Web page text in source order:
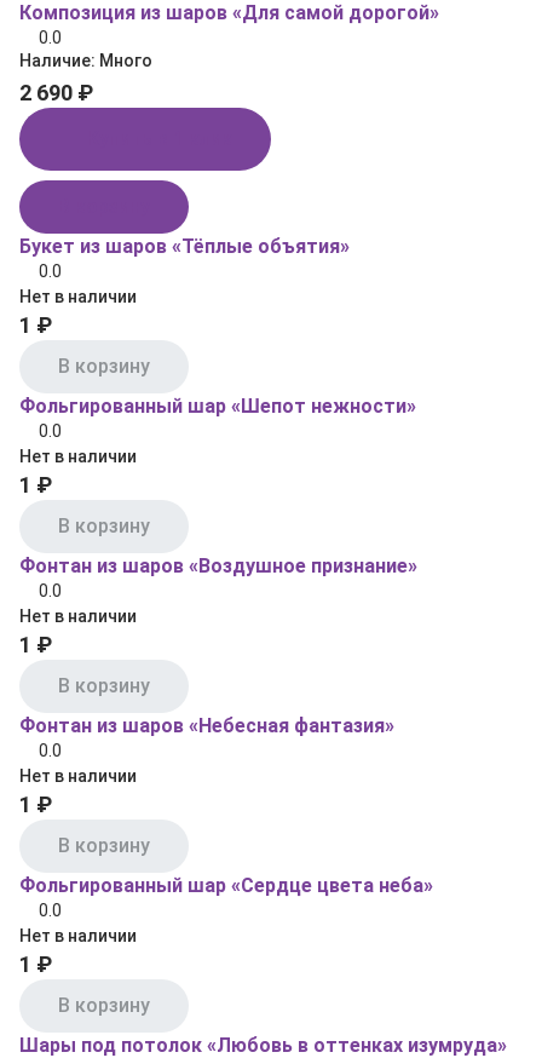
Композиция из шаров «Для самой дорогой»
0.0
Наличие: Много
2 690 ₽
Букет из шаров «Тёплые объятия»
0.0
Нет в наличии
1 ₽
В корзину
Фольгированный шар «Шепот нежности»
0.0
Нет в наличии
1 ₽
В корзину
Фонтан из шаров «Воздушное признание»
0.0
Нет в наличии
1 ₽
В корзину
Фонтан из шаров «Небесная фантазия»
0.0
Нет в наличии
1 ₽
В корзину
Фольгированный шар «Сердце цвета неба»
0.0
Нет в наличии
1 ₽
В корзину
Шары под потолок «Любовь в оттенках изумруда»